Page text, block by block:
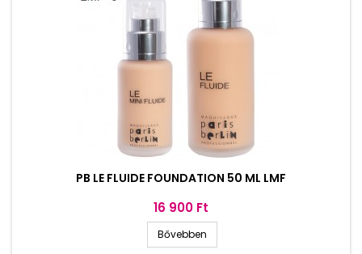
PB LE FLUIDE FOUNDATION 50 ML LMF
Ár
16 900 Ft
Bővebben